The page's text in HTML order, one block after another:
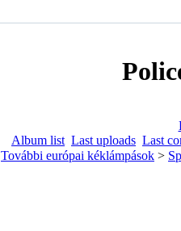
Album list Last uploads Last
További európai kéklámpások >